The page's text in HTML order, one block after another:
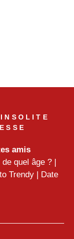
amis
quel âge ? |
Trendy | Date